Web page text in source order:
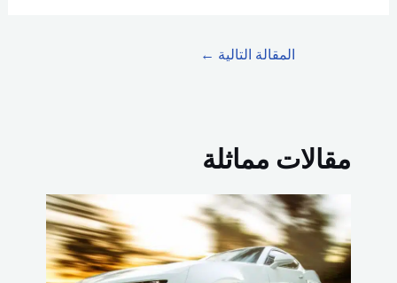
المقالة التالية ←
مقالات مماثلة